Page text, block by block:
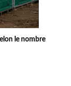
le nombre